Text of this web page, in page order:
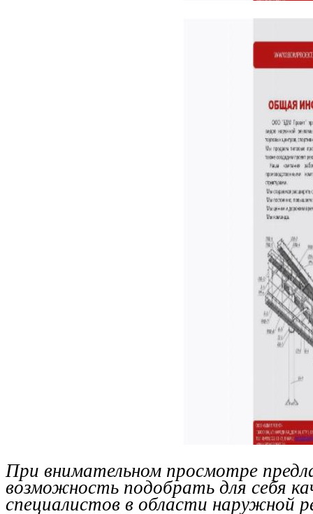
При внимательном просмотре
возможность подобрать для себя
специалистов в области наружной